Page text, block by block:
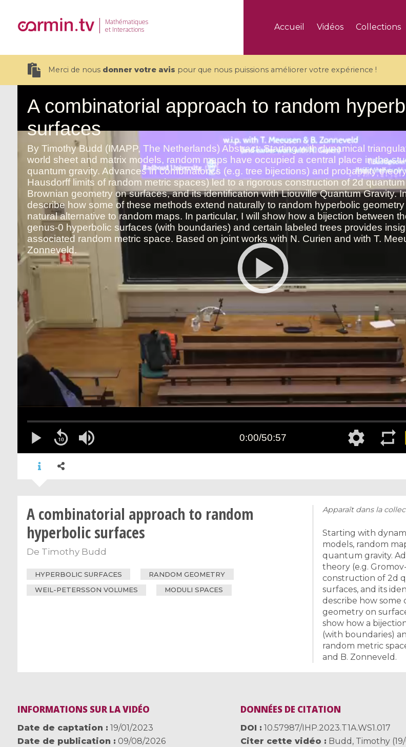
Mathématiques
et Interactions
Accueil Vidéos Collections
Merci de nous donner votre avis pour que nous puissions améliorer votre expérience !
19 videos
CEMRACS 2026 : Modeling and AI
for Environmental Transition /
Centre d'Eté Mathématique de
Recherche Avancée en Calcul
Scientifique
5 videos
Coulomb branches and affine
quantum groups / Branches de
Coulomb et groupes quantiques
affines
Algebraic
geometry /
et
A combinatorial approach to random
hyperbolic surfaces
De Timothy Budd
HYPERBOLIC SURFACES
RANDOM GEOMETRY
WEIL-PETERSSON VOLUMES
MODULI SPACES
Apparaît dans la
Starting with
models, random
quantum gravity.
theory (e.g.
construction of 2d
surfaces, and its
describe how
geometry on
show how a
(with boundaries)
random metric
and B. Zonneveld.
INFORMATIONS SUR LA VIDÉO
Date de captation
19/01/2023
Date de publication
09/08/2026
DONNÉES DE CITATION
DOI
10.57987/IHP.2023.T1A.WS1.017
Citer cette vidéo
Budd, Timothy